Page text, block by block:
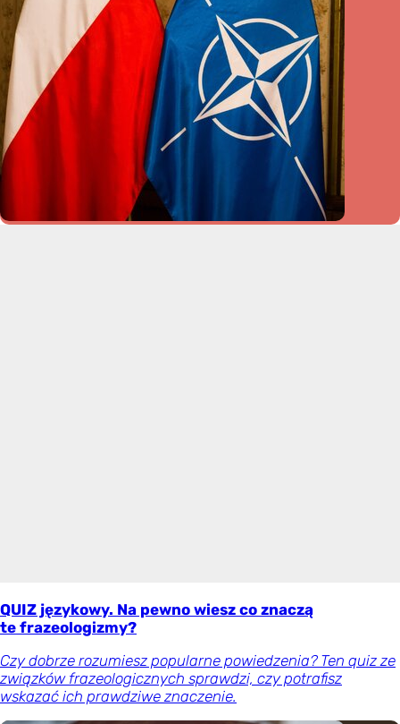
QUIZ językowy. Na pewno wiesz co znaczą
te frazeologizmy?
Czy dobrze rozumiesz popularne powiedzenia? Ten quiz ze
związków frazeologicznych sprawdzi, czy potrafisz
wskazać ich prawdziwe znaczenie.